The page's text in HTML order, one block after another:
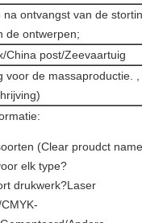
ontvangst van de
de ontwerpen;
China post/Zeevaartuig
voor de massaproductie. ,
(Clear proudct
elk type?
drukwerk?Laser